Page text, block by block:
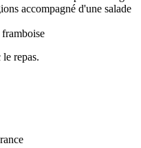
accompagné d'une salade
repas.